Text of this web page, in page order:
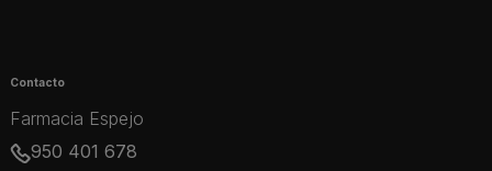
Contacto
Farmacia Espejo
950 401 678